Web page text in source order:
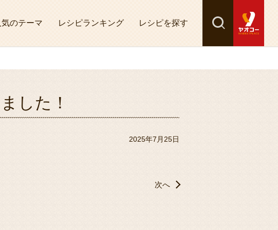
気のテーマ レシピランキング レシピを探す 検索
探す
した！
2025年7月25日
次へ